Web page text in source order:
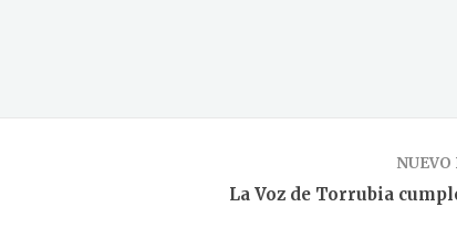
NUEVO
La Voz de Torrubia